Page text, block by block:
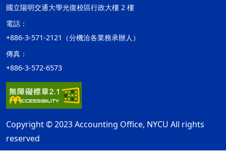
國立陽明交通大學光復校區行政大樓 2 樓
電話：
+886-3-571-2121（分機洽各業務承辦人）
傳真：
+886-3-572-6573
Copyright © 2023 Accounting Office, NYCU All rights
reserved